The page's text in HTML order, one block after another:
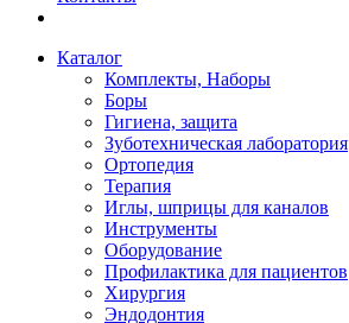
Каталог
Комплекты, Наборы
Боры
Гигиена, защита
Зуботехническая лаборатория
Ортопедия
Терапия
Иглы, шприцы для каналов
Инструменты
Оборудование
Профилактика для пациентов
Хирургия
Эндодонтия